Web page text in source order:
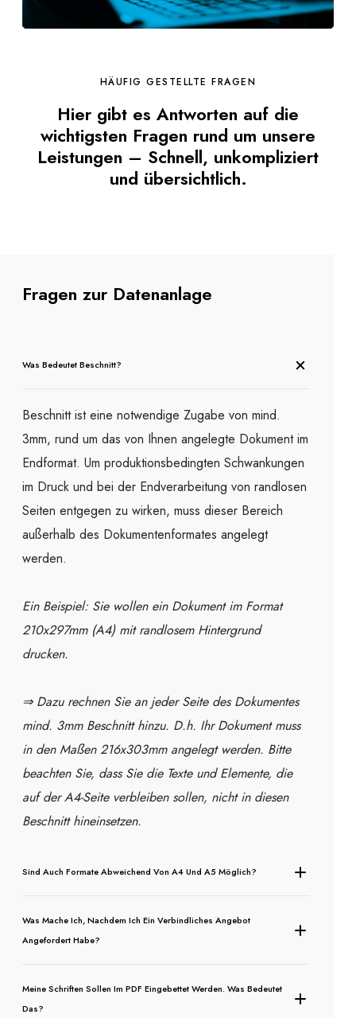
HÄUFIG GESTELLTE FRAGEN
Hier gibt es Antworten auf die
wichtigsten Fragen rund um unsere
Leistungen – Schnell, unkompliziert
und übersichtlich.
Fragen zur Datenanlage
Was Bedeutet Beschnitt?
Beschnitt ist eine notwendige Zugabe von mind.
3mm, rund um das von Ihnen angelegte Dokument im
Endformat. Um produktionsbedingten Schwankungen
im Druck und bei der Endverarbeitung von randlosen
Seiten entgegen zu wirken, muss dieser Bereich
außerhalb des Dokumentenformates angelegt
werden.
Ein Beispiel: Sie wollen ein Dokument im Format
210x297mm (A4) mit randlosem Hintergrund
drucken.
⇒ Dazu rechnen Sie an jeder Seite des Dokumentes
mind. 3mm Beschnitt hinzu. D.h. Ihr Dokument muss
in den Maßen 216x303mm angelegt werden. Bitte
beachten Sie, dass Sie die Texte und Elemente, die
auf der A4-Seite verbleiben sollen, nicht in diesen
Beschnitt hineinsetzen.
Sind Auch Formate Abweichend Von A4 Und A5 Möglich?
Was Mache Ich, Nachdem Ich Ein Verbindliches Angebot
Angefordert Habe?
Meine Schriften Sollen Im PDF Eingebettet Werden. Was Bedeutet
Das?